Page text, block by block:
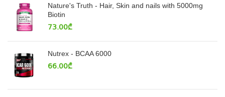
Nature's Truth - Hair, Skin and nails with 5000mg
Biotin
73.00₾
Nutrex - BCAA 6000
66.00₾